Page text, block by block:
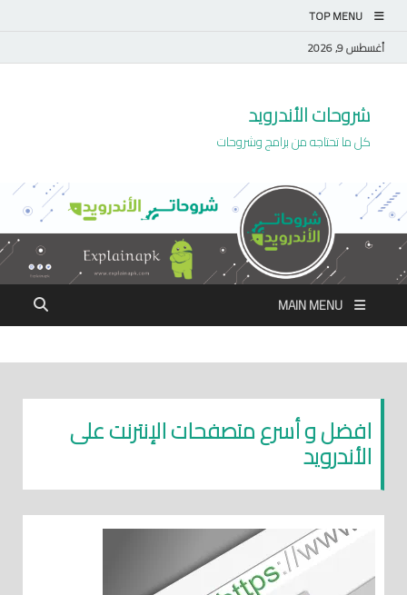
TOP MENU
أغسطس 9, 2026
شروحات الأندرويد
كل ما تحتاجه من برامج وشروحات
MAIN MENU
افضل و أسرع متصفحات الإنترنت على
الأندرويد